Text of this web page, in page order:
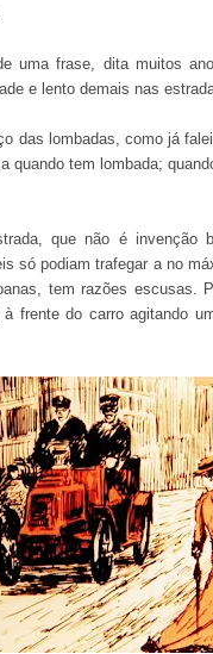
uma frase, dita muitos
e lento demais nas
das lombadas, como já
tem lombada;
que não é invenção
só podiam trafegar a no
tem razões escusas.
frente do carro agitando